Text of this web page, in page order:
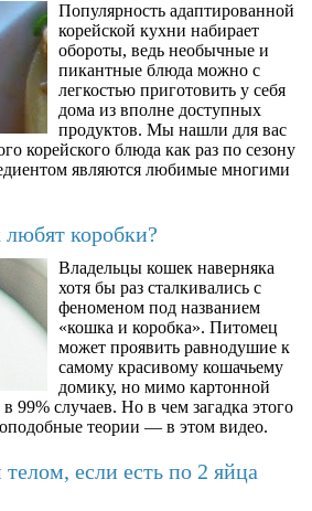
Популярность адаптированной
корейской кухни набирает
обороты, ведь необычные и
пикантные блюда можно с
легкостью приготовить у себя
дома из вполне доступных
продуктов. Мы нашли для вас
корейского блюда как раз по сезону
являются любимые многими
коробки?
Владельцы кошек наверняка
хотя бы раз сталкивались с
феноменом под названием
«кошка и коробка». Питомец
может проявить равнодушие к
самому красивому кошачьему
домику, но мимо картонной
99% случаев. Но в чем загадка этого
теории — в этом видео.
если есть по 2 яйца